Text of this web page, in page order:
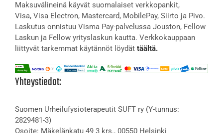
Maksuvälineinä käyvät suomalaiset verkkopankit,
Visa, Visa Electron, Mastercard, MobilePay, Siirto ja Pivo.
Laskutus onnistuu Visma Pay-palvelussa Jouston, Fellow
Laskun ja Fellow yrityslaskun kautta. Verkkokauppaan
liittyvät tarkemmat käytännöt löydät täältä.
Yhteystiedot:
Suomen Urheilufysioterapeutit SUFT ry (Y-tunnus:
2829481-3)
Osoite: Mäkelänkatu 49 3 krs., 00550 Helsinki